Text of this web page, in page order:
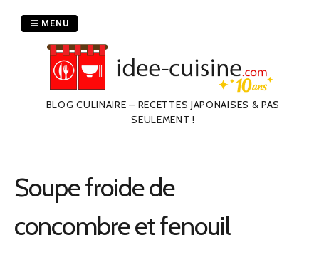
BLOG CULINAIRE – RECETTES JAPONAISES & PAS
SEULEMENT !
MENU
Soupe froide de
concombre et fenouil